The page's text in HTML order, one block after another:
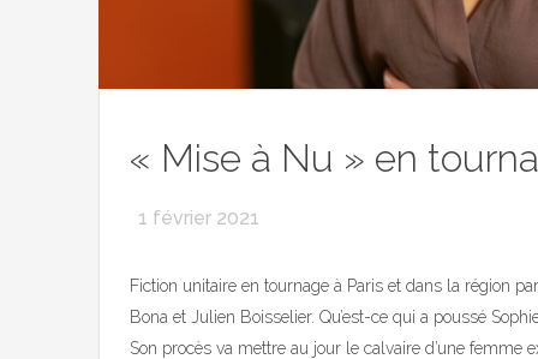
« Mise à Nu » en
1 février 2021
Fiction unitaire en tournage à Paris et dans la région
Bona et Julien Boisselier. Qu’est-ce qui a poussé
Son procès va mettre au jour le calvaire d’une femme